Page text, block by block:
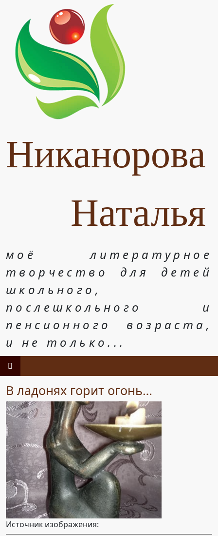
Никанорова
Наталья
моё литературное
творчество для детей
школьного,
послешкольного и
пенсионного возраста,
и не только...
В ладонях горит огонь…
Источник изображения: